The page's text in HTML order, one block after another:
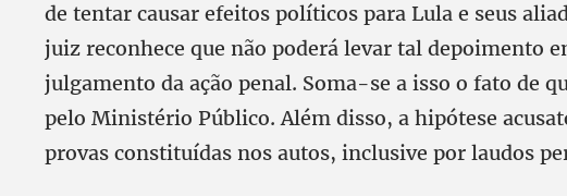
de tentar causar efeitos políticos para Lula e seus
juiz reconhece que não poderá levar tal depoimento
julgamento da ação penal. Soma-se a isso o fato de
pelo Ministério Público. Além disso, a hipótese
provas constituídas nos autos, inclusive por laudos